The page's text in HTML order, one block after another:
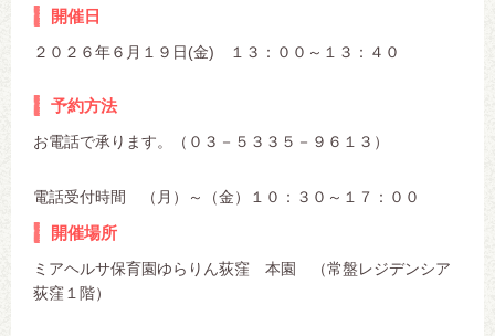
開催日
２０２６年６月１９日(金) １３：００～１３：４０
予約方法
お電話で承ります。（０３－５３３５－９６１３）
電話受付時間 （月）～（金）１０：３０～１７：００
開催場所
ミアヘルサ保育園ゆらりん荻窪 本園 （常盤レジデンシア
荻窪１階）